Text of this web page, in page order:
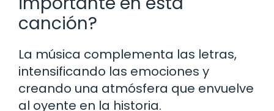
canción?
La música complementa las letras,
intensificando las emociones y
creando una atmósfera que envuelve
al oyente en la historia.